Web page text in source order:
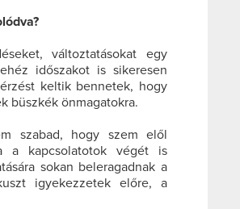
változtatásokat egy
időszakot is sikeresen
keltik bennetek, hogy
büszkék önmagatokra.
szabad, hogy szem elől
a kapcsolatotok végét is
sokan beleragadnak a
igyekezzetek előre, a